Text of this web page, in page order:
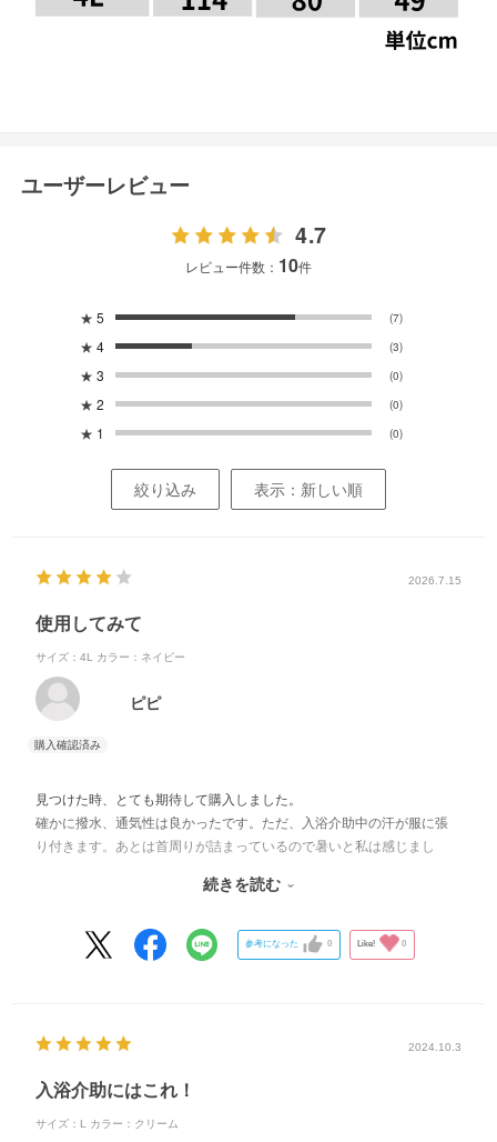
ユーザーレビュー
4.7
レビュー件数： 10件
★ 5 (7)
★ 4 (3)
★ 3 (0)
★ 2 (0)
★ 1 (0)
絞り込み 表示：新しい順
2026.7.15
使用してみて
サイズ：4L カラー：ネイビー
ピピ
見つけた時、とても期待して購入しました。
確かに撥水、通気性は良かったです。ただ、入浴介助中の汗が服に張
り付きます。あとは首周りが詰まっているので暑いと私は感じまし
そして欲をいえば、大きいサイズ(幅)をもう少し増やして欲しいです。
続きを読む
参考になった 0 Like! 0
2024.10.3
入浴介助にはこれ！
サイズ：L カラー：クリーム